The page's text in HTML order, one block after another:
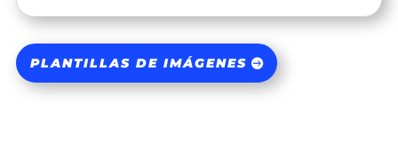
PLANTILLAS DE IMÁGENES